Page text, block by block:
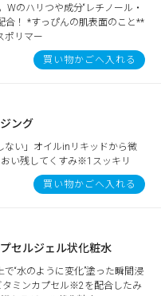
Wのハリつや成分“レチノール・
合！ *すっぴんの肌表面のこと**
ポリマー
買い物かごへ入れる
ング
ない」オイルinリキッドから微
い残してくすみ※1スッキリ
買い物かごへ入れる
セルジェル状化粧水
“水のように変化”塗った瞬間浸
ミンカプセル※2を配合したみ